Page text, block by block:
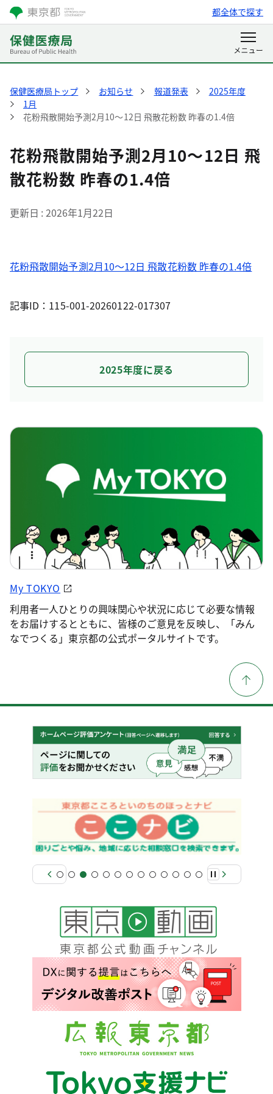
都全体で探す
保健医療局トップ お知らせ 報道発表
2025年度
1月
花粉飛散開始予測2月10～12日 飛散花粉数 昨春の1.4倍
花粉飛散開始予測2月10～12日 飛
散花粉数 昨春の1.4倍
更新日 2026年1月22日
花粉飛散開始予測2月10～12日 飛散花粉数 昨春の1.4倍
記事ID：115-001-20260122-017307
2025年度に戻る
My TOKYO
利用者一人ひとりの興味関心や状況に応じて必要な情報
をお届けするとともに、皆様のご意見を反映し、「みん
なでつくる」東京都の公式ポータルサイトです。